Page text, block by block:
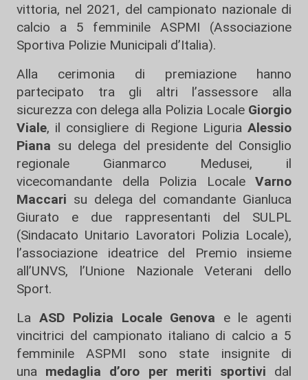
vittoria, nel 2021, del campionato nazionale di
calcio a 5 femminile ASPMI (Associazione
Sportiva Polizie Municipali d’Italia).
Alla cerimonia di premiazione hanno
partecipato tra gli altri l’assessore alla
sicurezza con delega alla Polizia Locale Giorgio
Viale, il consigliere di Regione Liguria Alessio
Piana su delega del presidente del Consiglio
regionale Gianmarco Medusei, il
vicecomandante della Polizia Locale Varno
Maccari su delega del comandante Gianluca
Giurato e due rappresentanti del SULPL
(Sindacato Unitario Lavoratori Polizia Locale),
l’associazione ideatrice del Premio insieme
all’UNVS, l’Unione Nazionale Veterani dello
Sport.
La ASD Polizia Locale Genova e le agenti
vincitrici del campionato italiano di calcio a 5
femminile ASPMI sono state insignite di
una medaglia d’oro per meriti sportivi dal